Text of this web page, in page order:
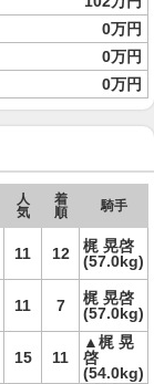
0万円
0万円
0万円
人
気
着
順
騎手
11 12
梶 晃啓
(57.0kg)
11 7
梶 晃啓
(57.0kg)
15 11
▲梶 晃
啓
(54.0kg)